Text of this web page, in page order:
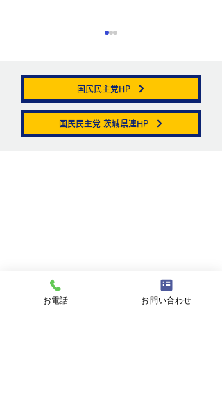
帯状疱疹。
国民民主党HP
国民民主党 茨城県連HP
メールアドレス
お電話 お問い合わせ